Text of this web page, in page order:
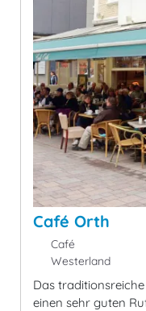
Café Orth
Café
Westerland
Das
einen sehr guten